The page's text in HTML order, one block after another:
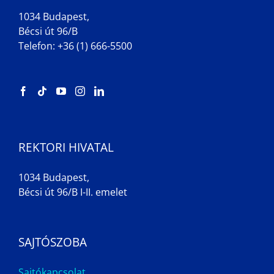
1034 Budapest,
Bécsi út 96/B
Telefon: +36 (1) 666-5500
REKTORI HIVATAL
1034 Budapest,
Bécsi út 96/B I-II. emelet
SAJTÓSZOBA